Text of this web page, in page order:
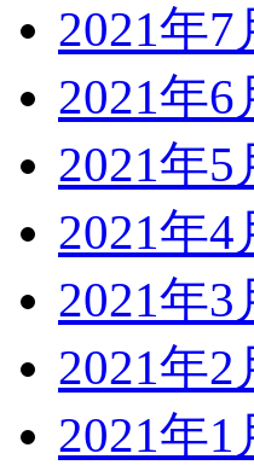
2021年7
2021年6
2021年5
2021年4
2021年3
2021年2
2021年1